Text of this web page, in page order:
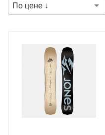
По цене ↓